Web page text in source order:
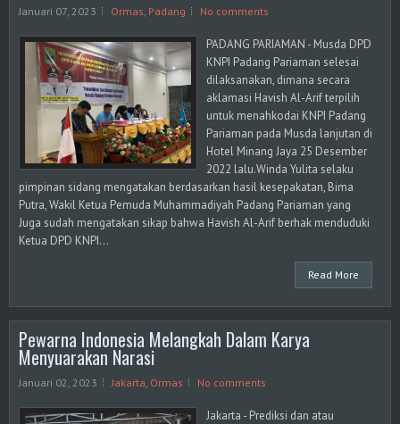
Januari 07, 2023 Ormas Padang No comments
PADANG PARIAMAN - Musda DPD
KNPI Padang Pariaman selesai
dilaksanakan, dimana secara
aklamasi Havish Al-Arif terpilih
untuk menahkodai KNPI Padang
Pariaman pada Musda lanjutan di
Hotel Minang Jaya 25 Desember
2022 lalu.Winda Yulita selaku
pimpinan sidang mengatakan berdasarkan hasil kesepakatan, Bima
Putra, Wakil Ketua Pemuda Muhammadiyah Padang Pariaman yang
Juga sudah mengatakan sikap bahwa Havish Al-Arif berhak menduduki
Ketua DPD KNPI...
Read More
Pewarna Indonesia Melangkah Dalam Karya
Menyuarakan Narasi
Januari 02, 2023 Jakarta Ormas No comments
Jakarta - Prediksi dan atau